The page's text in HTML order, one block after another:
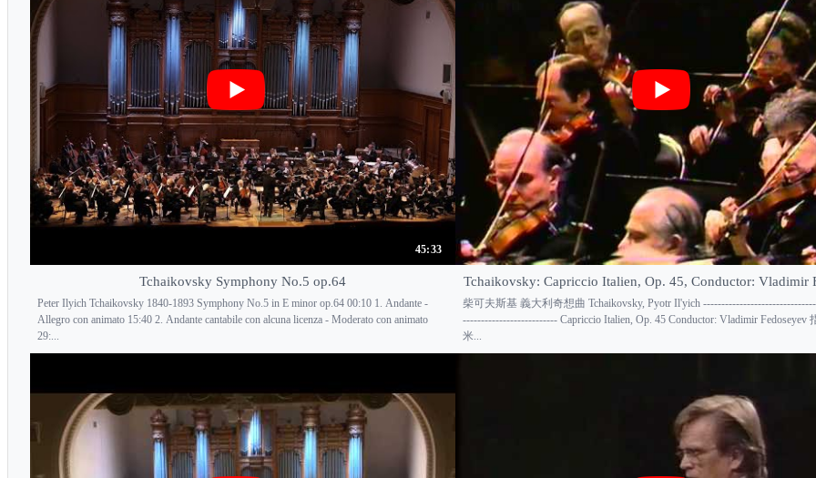
45:33
Tchaikovsky Symphony No.5 op.64
Peter Ilyich Tchaikovsky 1840-1893 Symphony No.5 in E minor op.64 00:10 1. Andante -
Allegro con animato 15:40 2. Andante cantabile con alcuna licenza - Moderato con animato
29:...
Tchaikovsky: Capriccio Italien, Op. 45, Conductor: Vladimir
柴可夫斯基 義大利奇想曲 Tchaikovsky, Pyotr Il'yich
-------------------------- Capriccio Italien, Op. 45 Conductor: Vladimir Fedoseyev
米...